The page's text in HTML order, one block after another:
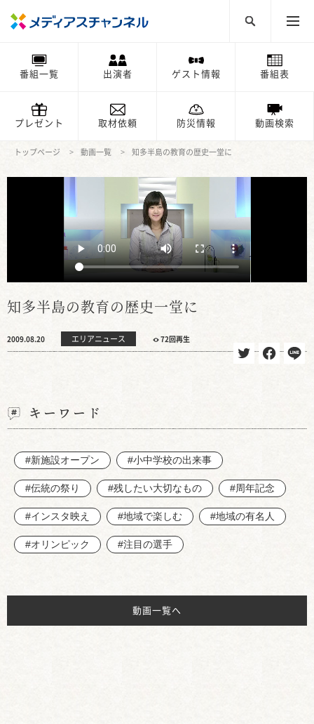
番組一覧 出演者 ゲスト情報 番組表
プレゼント 取材依頼 防災情報 動画検索
トップページ 動画一覧 知多半島の教育の歴史一堂に
知多半島の教育の歴史一堂に
2009.08.20 エリアニュース 72回再生
キーワード
#新施設オープン #小中学校の出来事
#伝統の祭り #残したい大切なもの #周年記念
#インスタ映え #地域で楽しむ #地域の有名人
#オリンピック #注目の選手
動画一覧へ